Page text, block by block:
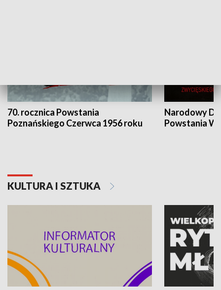
70. rocznica Powstania
Poznańskiego Czerwca 1956 roku
Narodowy
Powstania
KULTURA I SZTUKA